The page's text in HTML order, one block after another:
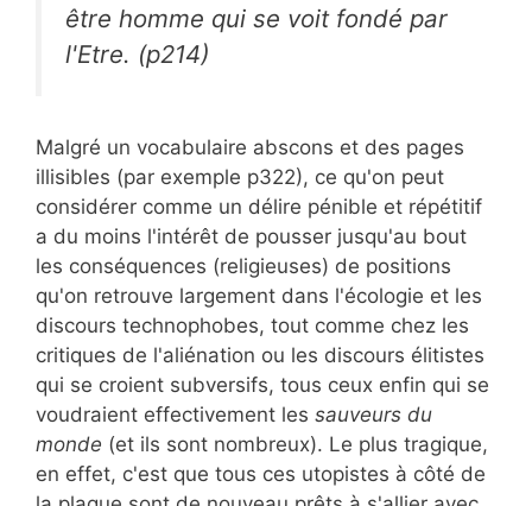
être homme qui se voit fondé par
l'Etre. (p214)
Malgré un vocabulaire abscons et des pages
illisibles (par exemple p322), ce qu'on peut
considérer comme un délire pénible et répétitif
a du moins l'intérêt de pousser jusqu'au bout
les conséquences (religieuses) de positions
qu'on retrouve largement dans l'écologie et les
discours technophobes, tout comme chez les
critiques de l'aliénation ou les discours élitistes
qui se croient subversifs, tous ceux enfin qui se
voudraient effectivement les sauveurs du
monde (et ils sont nombreux). Le plus tragique,
en effet, c'est que tous ces utopistes à côté de